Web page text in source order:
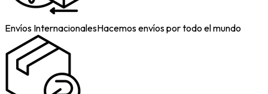
Envíos InternacionalesHacemos envíos por todo el mundo